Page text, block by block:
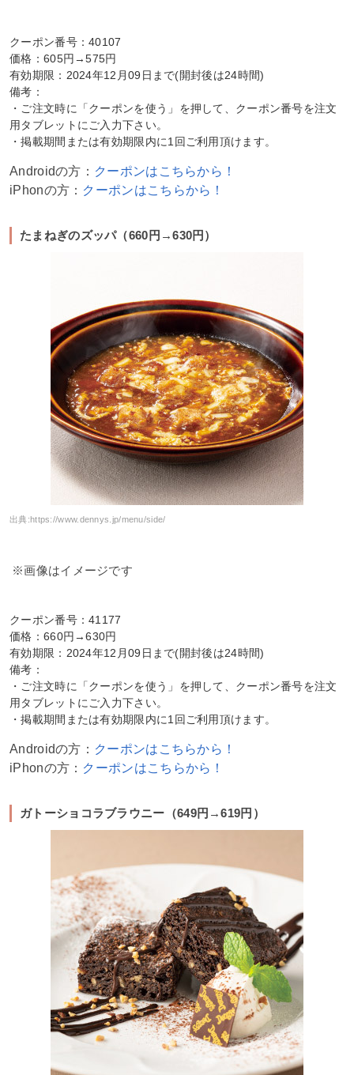
クーポン番号：40107
価格：605円→575円
有効期限：2024年12月09日まで(開封後は24時間)
備考：
・ご注文時に「クーポンを使う」を押して、クーポン番号を注文
用タブレットにご入力下さい。
・掲載期間または有効期限内に1回ご利用頂けます。
Androidの方： クーポンはこちらから！
iPhonの方： クーポンはこちらから！
たまねぎのズッパ（660円→630円）
出典:https://www.dennys.jp/menu/side/
※画像はイメージです
クーポン番号：41177
価格：660円→630円
有効期限：2024年12月09日まで(開封後は24時間)
備考：
・ご注文時に「クーポンを使う」を押して、クーポン番号を注文
用タブレットにご入力下さい。
・掲載期間または有効期限内に1回ご利用頂けます。
Androidの方： クーポンはこちらから！
iPhonの方： クーポンはこちらから！
ガトーショコラブラウニー（649円→619円）